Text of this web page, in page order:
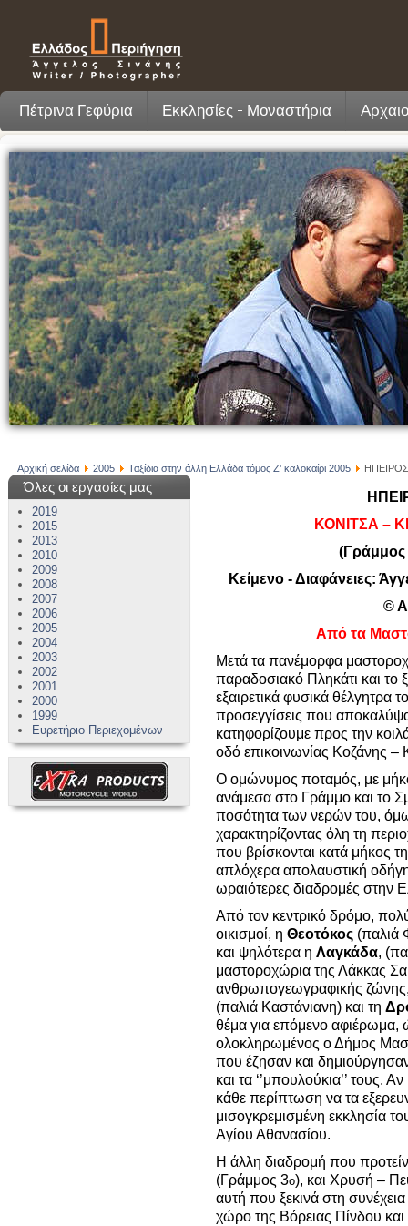
Πέτρινα Γεφύρια Εκκλησίες - Μοναστήρια
Αρχική σελίδα 2005 Ταξίδια στην άλλη Ελλάδα τόμος Ζ’ καλοκαίρι 2005 ΗΠΕΙΡΟΣ
Όλες οι εργασίες μας
2019
2015
2013
2010
2009
2008
2007
2006
2005
2004
2003
2002
2001
2000
1999
Ευρετήριο Περιεχομένων
ΚΟΝΙΤΣΑ –
(Γράμμος
Κείμενο - Διαφάνειες:
©
Από τα
Μετά τα πανέμορφα
παραδοσιακό Πληκάτι και το
εξαιρετικά φυσικά θέλγητρα
προσεγγίσεις που
κατηφορίζουμε προς την
οδό επικοινωνίας Κοζάνης –
Ο ομώνυμος ποταμός, με
ανάμεσα στο Γράμμο και το
ποσότητα των νερών του,
χαρακτηρίζοντας όλη τη
που βρίσκονται κατά μήκος
απλόχερα απολαυστική
ωραιότερες διαδρομές στην
Από τον κεντρικό δρόμο,
οικισμοί, η Θεοτόκος (παλιά
και ψηλότερα η Λαγκάδα,
μαστοροχώρια της Λάκκας
ανθρωπογεωγραφικής ζώνης,
(παλιά Καστάνιανη) και τη
θέμα για επόμενο αφιέρωμα,
ολοκληρωμένος ο Δήμος
που έζησαν και
και τα ‘’μπουλούκια’’ τους.
κάθε περίπτωση να τα
μισογκρεμισμένη εκκλησία
Αγίου Αθανασίου.
Η άλλη διαδρομή που
(Γράμμος 3ο), και Χρυσή –
αυτή που ξεκινά στη συνέχεια
χώρο της Βόρειας Πίνδου